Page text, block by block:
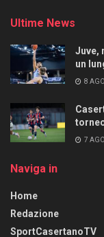
Ultime News
Juve,
un
8
7
Naviga in
Home
Redazione
SportCasertanoTV